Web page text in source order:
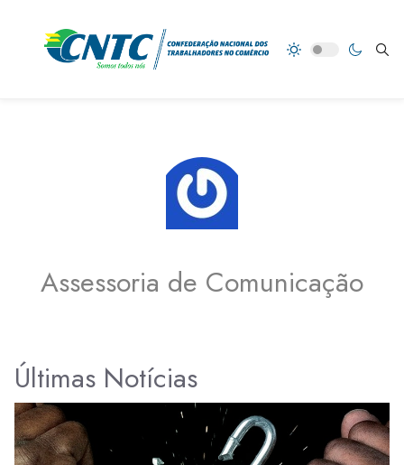
Assessoria de Comunicação
Últimas Notícias